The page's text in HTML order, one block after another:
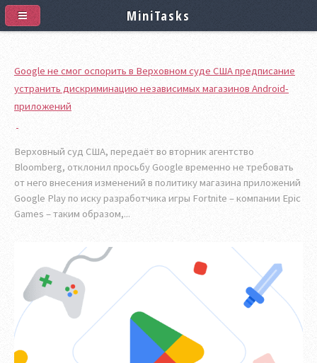
Google не смог оспорить в Верховном суде США предписание
устранить дискриминацию независимых магазинов Android-
приложений
Верховный суд США, передаёт во вторник агентство
Bloomberg, отклонил просьбу Google временно не требовать
от него внесения изменений в политику магазина приложений
Google Play по иску разработчика игры Fortnite – компании Epic
Games – таким образом,...
MiniTasks